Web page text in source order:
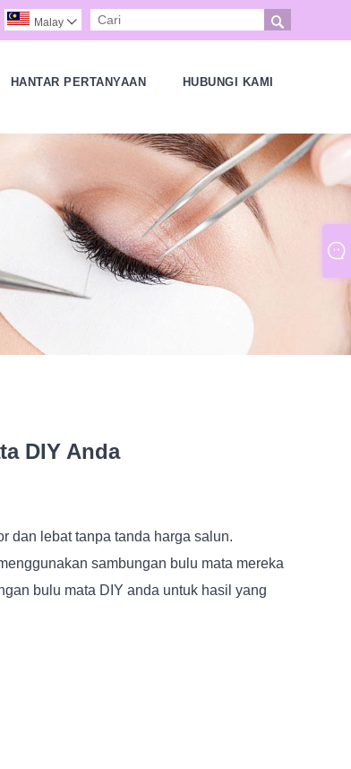

Malay 
HANTAR PERTANYAAN HUBUNGI KAMI
DIY Anda
dan lebat tanpa tanda harga salun.
sambungan bulu mata mereka
bulu mata DIY anda untuk hasil yang